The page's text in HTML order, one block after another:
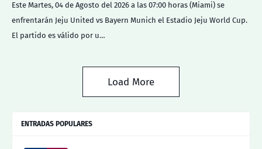
Este Martes, 04 de Agosto del 2026 a las 07:00 horas (Miami) se
enfrentarán Jeju United vs Bayern Munich el Estadio Jeju World Cup.
El partido es válido por u…
Load More
ENTRADAS POPULARES